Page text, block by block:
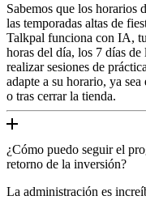
Sabemos que los horarios
las temporadas altas de
Talkpal funciona con IA,
horas del día, los 7 días de
realizar sesiones de
adapte a su horario, ya
o tras cerrar la tienda.
¿Cómo puedo seguir el
retorno de la inversión?
La administración es